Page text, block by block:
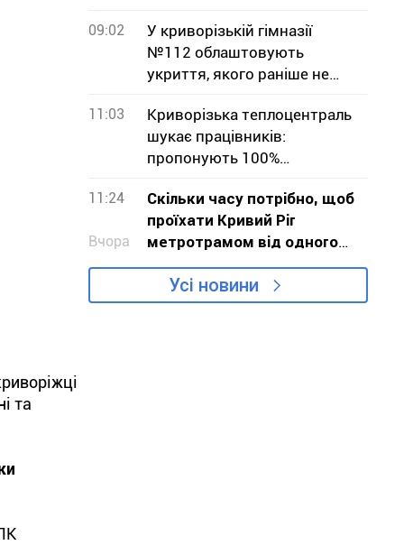
та
09:02
У криворізькій гімназії
№112 облаштовують
укриття, якого раніше не
було
11:03
Криворізька теплоцентраль
шукає працівників:
пропонують 100%
бронювання
11:24
Вчора
Скільки часу потрібно, щоб
проїхати Кривий Ріг
метротрамом від одного
кінця до іншого
Усі новини